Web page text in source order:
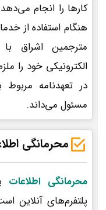
کارها را انجام
هنگام استفاده از
مترجمین اشراق با
الکترونیکی خود را
در تعهدنامه
مسئول می‌داند.
محرمانگی
محرمانگی اطلاعات
پلتفرم‌های آنلاین